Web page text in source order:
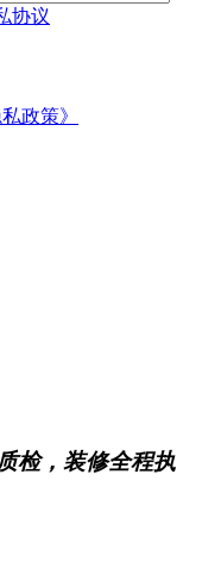
协议
私政策》
检，装修全程执